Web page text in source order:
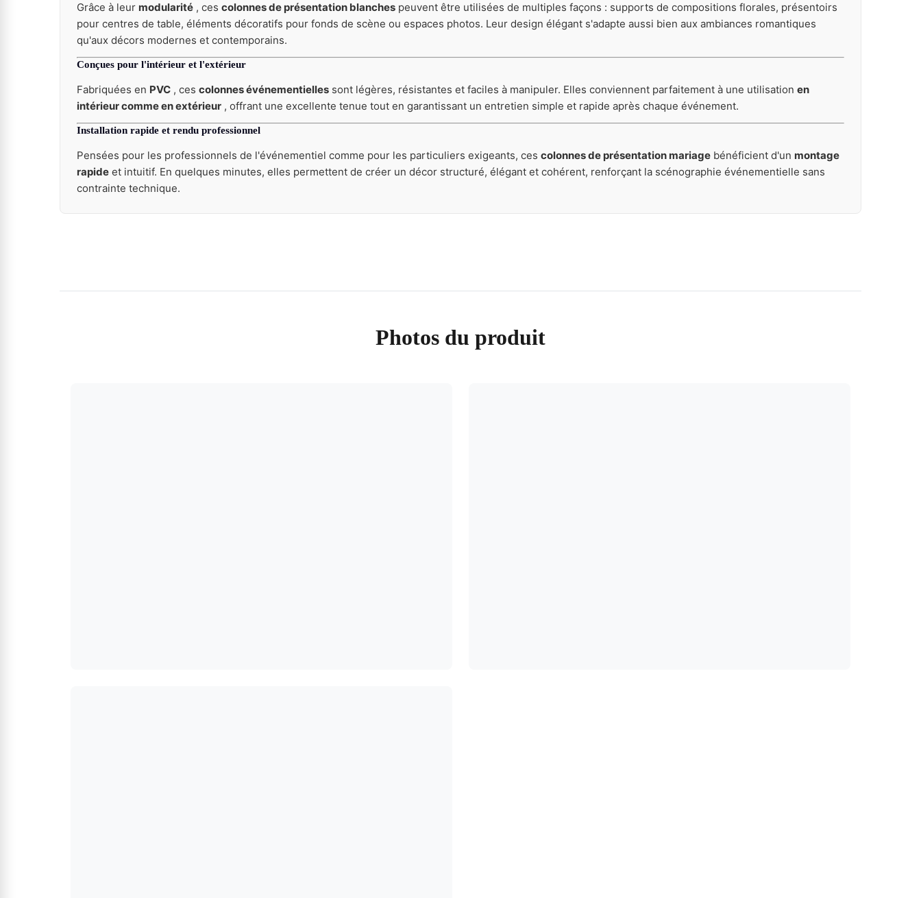
Grâce à leur modularité , ces colonnes de présentation blanches peuvent être utilisées de multiples façons : supports de compositions florales, présentoirs
pour centres de table, éléments décoratifs pour fonds de scène ou espaces photos. Leur design élégant s'adapte aussi bien aux ambiances romantiques
qu'aux décors modernes et contemporains.
Conçues pour l'intérieur et l'extérieur
Fabriquées en PVC , ces colonnes événementielles sont légères, résistantes et faciles à manipuler. Elles conviennent parfaitement à une utilisation en
intérieur comme en extérieur , offrant une excellente tenue tout en garantissant un entretien simple et rapide après chaque événement.
Installation rapide et rendu professionnel
Pensées pour les professionnels de l'événementiel comme pour les particuliers exigeants, ces colonnes de présentation mariage bénéficient d'un montage
rapide et intuitif. En quelques minutes, elles permettent de créer un décor structuré, élégant et cohérent, renforçant la scénographie événementielle sans
contrainte technique.
Photos du produit